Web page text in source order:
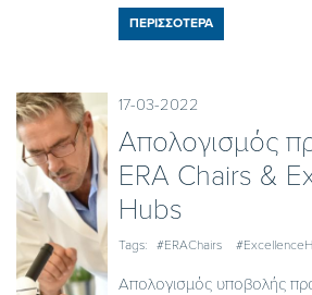
ΠΕΡΙΣΣΟΤΕΡΑ
17-03-2022
Απολογισμός
ERA Chairs &
Hubs
Tags: #ERAChairs
Απολογισμός υποβολής